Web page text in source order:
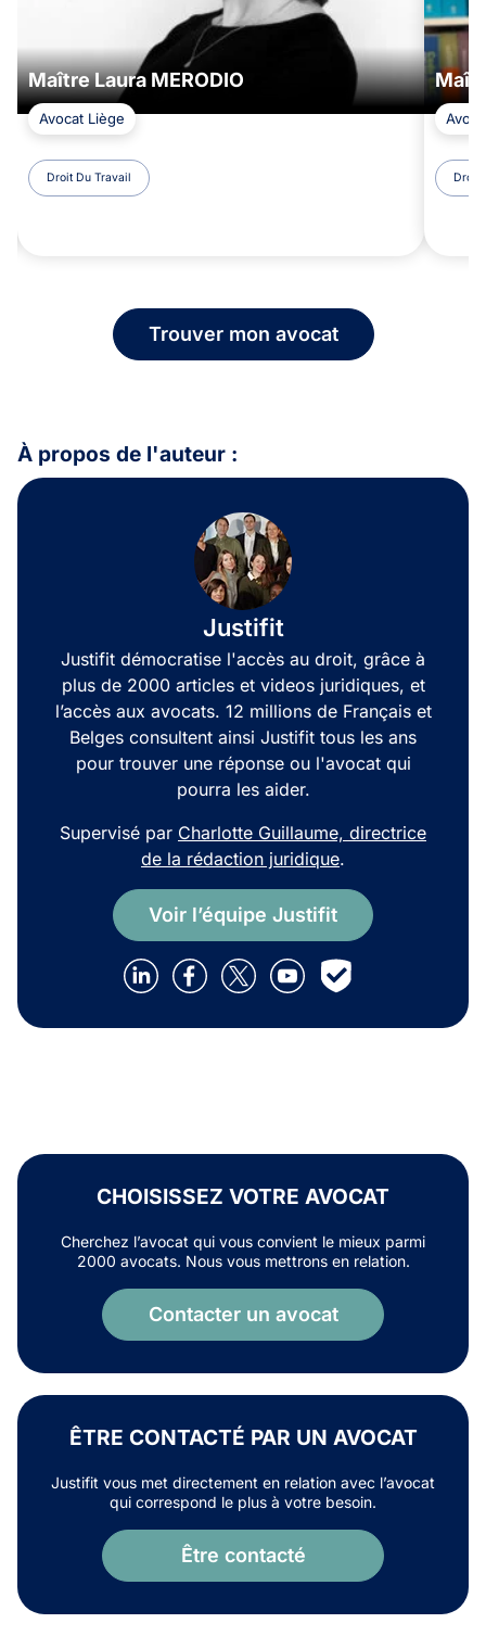
Maître Laura MERODIO
Avocat Liège
Droit Du Travail Droit
Trouver mon avocat
À propos de l'auteur :
Justifit
Justifit démocratise l'accès au droit, grâce à
plus de 2000 articles et videos juridiques, et
l’accès aux avocats. 12 millions de Français et
Belges consultent ainsi Justifit tous les ans
pour trouver une réponse ou l'avocat qui
pourra les aider.
Supervisé par Charlotte Guillaume, directrice
de la rédaction juridique.
Voir l’équipe Justifit
CHOISISSEZ VOTRE AVOCAT
Cherchez l’avocat qui vous convient le mieux parmi
2000 avocats. Nous vous mettrons en relation.
Contacter un avocat
ÊTRE CONTACTÉ PAR UN AVOCAT
Justifit vous met directement en relation avec l’avocat
qui correspond le plus à votre besoin.
Être contacté